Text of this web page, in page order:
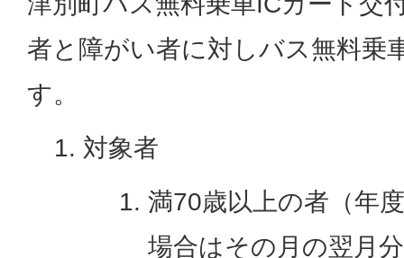
者と障がい者に対しバス無料乗
す。
対象者
満70歳以上の者（年
場合はその月の翌月